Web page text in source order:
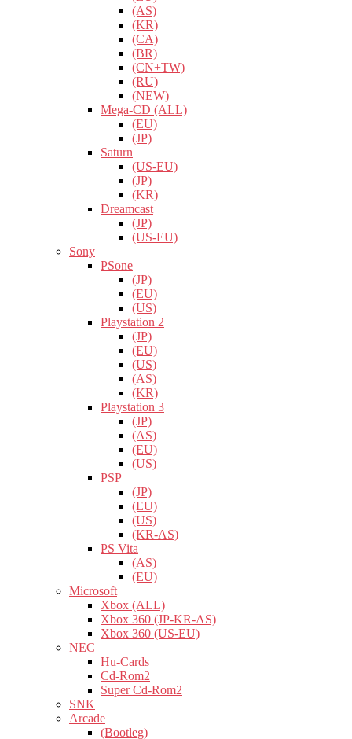
(AS)
(KR)
(CA)
(BR)
(CN+TW)
(RU)
(NEW)
Mega-CD (ALL)
(EU)
(JP)
Saturn
(US-EU)
(JP)
(KR)
Dreamcast
(JP)
(US-EU)
Sony
PSone
(JP)
(EU)
(US)
Playstation 2
(JP)
(EU)
(US)
(AS)
(KR)
Playstation 3
(JP)
(AS)
(EU)
(US)
PSP
(JP)
(EU)
(US)
(KR-AS)
PS Vita
(AS)
(EU)
Microsoft
Xbox (ALL)
Xbox 360 (JP-KR-AS)
Xbox 360 (US-EU)
NEC
Hu-Cards
Cd-Rom2
Super Cd-Rom2
SNK
Arcade
(Bootleg)